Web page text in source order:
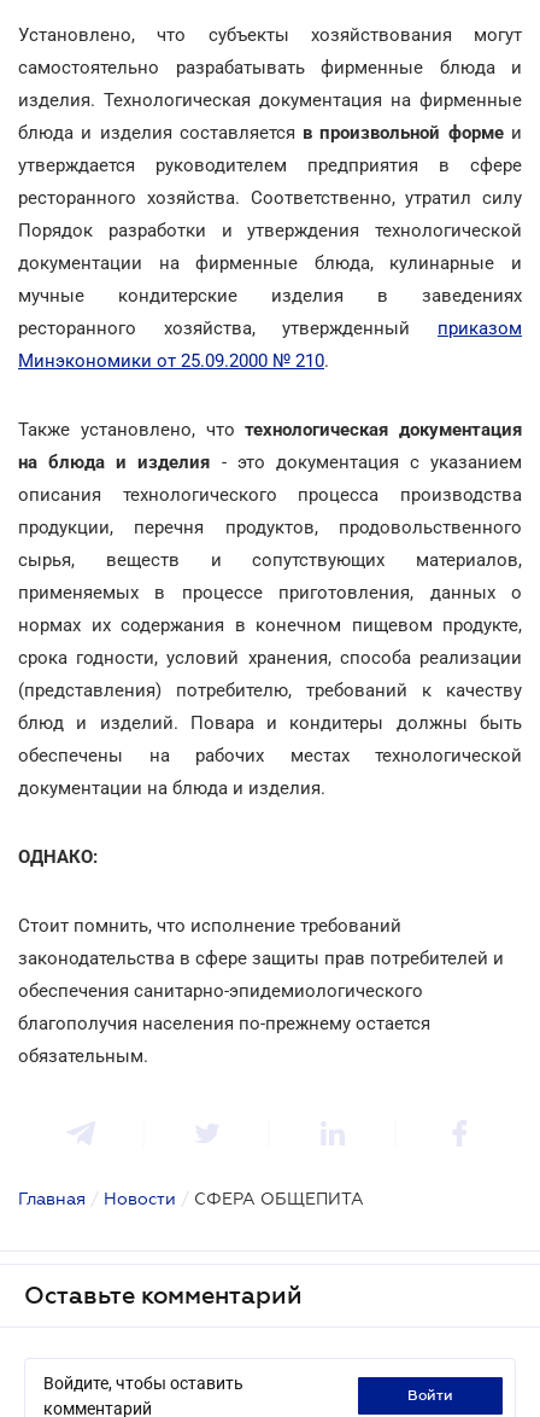
Установлено, что субъекты хозяйствования могут
самостоятельно разрабатывать фирменные блюда и
изделия. Технологическая документация на фирменные
блюда и изделия составляется в произвольной формеи
утверждается руководителем предприятия в сфере
ресторанного хозяйства. Соответственно, утратил силу
Порядок разработки и утверждения технологической
документации на фирменные блюда, кулинарные и
мучные кондитерские изделия в заведениях
ресторанного хозяйства, утвержденный приказом
Минэкономики от 25.09.2000 № 210.
Также установлено, чтотехнологическая документация
на блюда и изделия - это документация с указанием
описания технологического процесса производства
продукции, перечня продуктов, продовольственного
сырья, веществ и сопутствующих материалов,
применяемых в процессе приготовления, данных о
нормах их содержания в конечном пищевом продукте,
срока годности, условий хранения, способа реализации
(представления) потребителю, требований к качеству
блюд и изделий. Повара и кондитеры должны быть
обеспечены на рабочих местах технологической
документации на блюда и изделия.
ОДНАКО:
Стоит помнить, что исполнение требований
законодательства в сфере защиты прав потребителей и
обеспечения санитарно-эпидемиологического
благополучия населения по-прежнему остается
обязательным.
Главная / Новости / СФЕРА ОБЩЕПИТА
Оставьте комментарий
Войдите, чтобы оставить
комментарий
войти